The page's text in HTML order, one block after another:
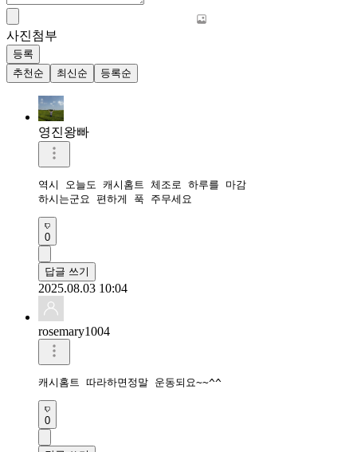
사진첨부
등록
추천순
최신순 등록순
영진왕빠
역시 오늘도 캐시홈트 체조로 하루를 마감
하시는군요 편하게 푹 주무세요
0
답글 쓰기
2025.08.03 10:04
rosemary1004
캐시홈트 따라하면정말 운동되요~~^^
0